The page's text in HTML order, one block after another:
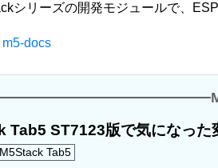
シリーズの開発モジュールで、
m5-docs
Tab5 ST7123版で気になった
M5Stack Tab5